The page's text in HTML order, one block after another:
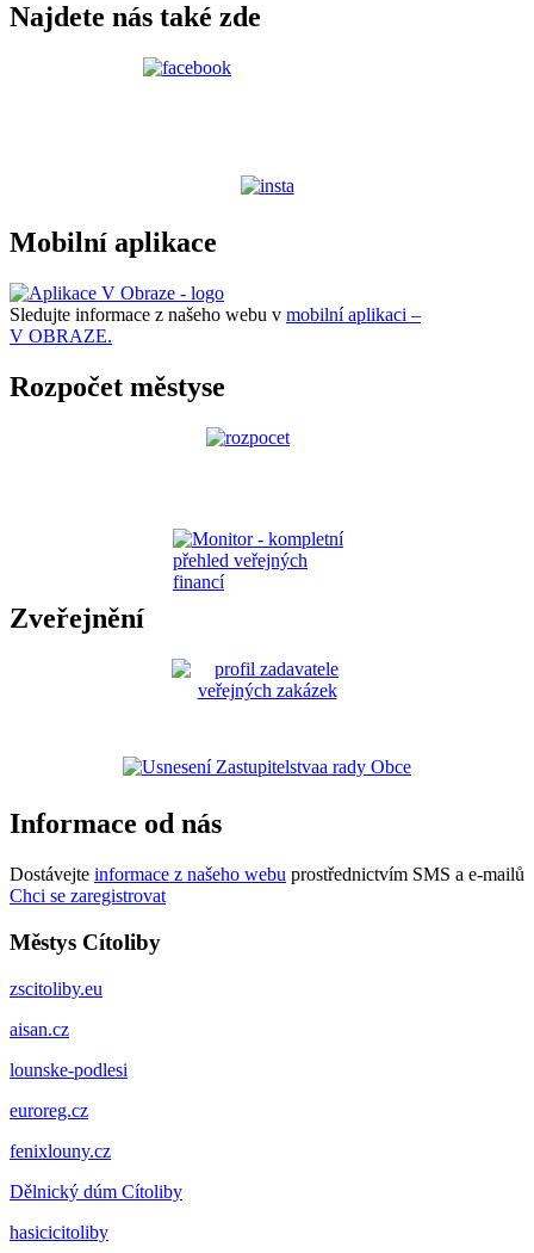
Najdete nás také zde
Mobilní aplikace
Sledujte informace z našeho webu v mobilní aplikaci –
V OBRAZE.
Rozpočet městyse
Zveřejnění
Informace od nás
Dostávejte informace z našeho webu prostřednictvím SMS a e-mailů
Chci se zaregistrovat
Městys Cítoliby
zscitoliby.eu
aisan.cz
lounske-podlesi
euroreg.cz
fenixlouny.cz
Dělnický dúm Cítoliby
hasicicitoliby